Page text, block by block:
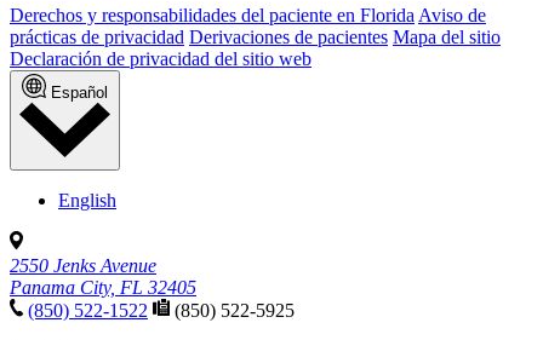
Derechos y responsabilidades del paciente en Florida Aviso de
prácticas de privacidad Derivaciones de pacientes Mapa del sitio
Declaración de privacidad del sitio web
Español
English
2550 Jenks Avenue
Panama City, FL 32405
(850) 522-1522
(850) 522-5925